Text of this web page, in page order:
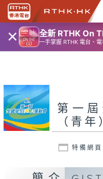
× 全新 RTHK On
一手掌握 RTHK 電台、電
第一
（青
特備網頁